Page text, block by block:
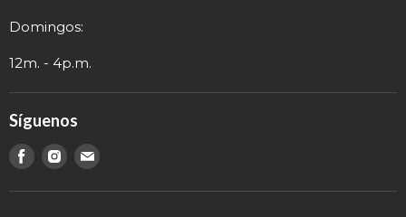
Domingos:
12m. - 4p.m.
Síguenos
Encuéntranos
Encuéntranos
Encuéntranos